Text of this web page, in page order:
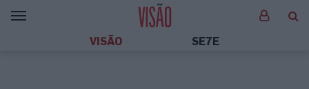
VISÃO SE7E